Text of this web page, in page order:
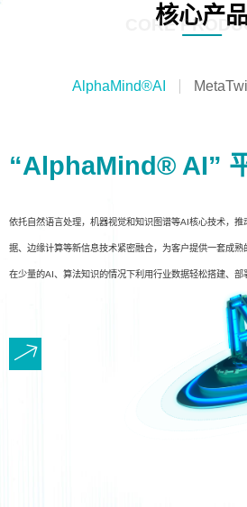
核心产
CORE
AlphaMind®AI
“AlphaMind® AI”
依托自然语言处理，机器视觉和知识图谱等AI核心技术，
据、边缘计算等新信息技术紧密融合，为客户提供一套成
在少量的AI、算法知识的情况下利用行业数据轻松搭建、部